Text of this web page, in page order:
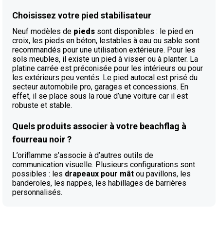
Choisissez votre pied stabilisateur
Neuf modèles de pieds sont disponibles : le pied en
croix, les pieds en béton, lestables à eau ou sable sont
recommandés pour une utilisation extérieure. Pour les
sols meubles, il existe un pied à visser ou à planter. La
platine carrée est préconisée pour les intérieurs ou pour
les extérieurs peu ventés. Le pied autocal est prisé du
secteur automobile pro, garages et concessions. En
effet, il se place sous la roue d’une voiture car il est
robuste et stable.
Quels produits associer à votre beachflag à
fourreau noir ?
L’oriflamme s’associe à d’autres outils de
communication visuelle. Plusieurs configurations sont
possibles : les drapeaux pour mât ou pavillons, les
banderoles, les nappes, les habillages de barrières
personnalisés.